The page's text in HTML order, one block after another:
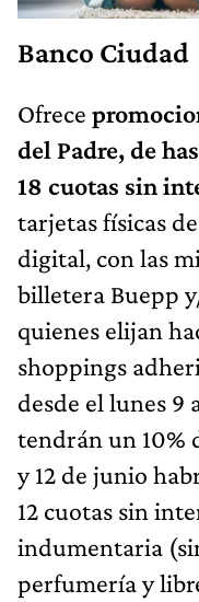
Banco Ciudad
Ofrece
del Padre, de
18 cuotas sin
tarjetas físicas
digital, con las
billetera Buepp
quienes elijan
shoppings
desde el lunes 9
tendrán un 10%
y 12 de junio
12 cuotas sin
indumentaria
perfumería y